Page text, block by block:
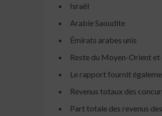
Israël
Arabie Saoudite
Émirats arabes unis
Reste du Moyen-Orient et
Le rapport fournit
Revenus totaux des
Part totale des revenus